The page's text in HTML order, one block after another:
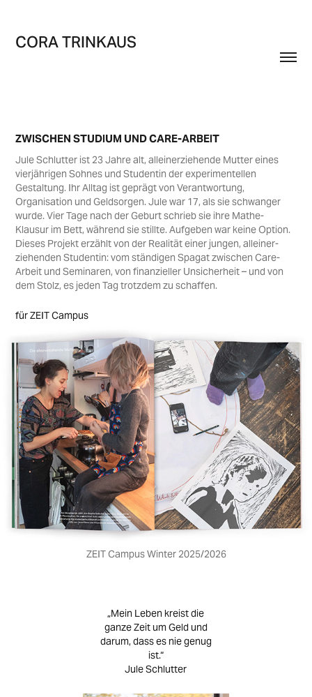
CORA TRINKAUS
ZWISCHEN STUDIUM UND CARE-ARBEIT
Jule Schlutter ist 23 Jahre alt, alleinerziehende Mutter eines
vierjährigen Sohnes und Studentin der experimentellen
Gestaltung. Ihr Alltag ist geprägt von Verantwortung,
Organisation und Geldsorgen. Jule war 17, als sie schwanger
wurde. Vier Tage nach der Geburt schrieb sie ihre Mathe-
Klausur im Bett, während sie stillte. Aufgeben war keine Option.
Dieses Projekt erzählt von der Realität einer jungen, alleiner­
ziehenden Studentin: vom ständigen Spagat zwischen Care-
Arbeit und Seminaren, von finanzieller Unsicherheit – und von
dem Stolz, es jeden Tag trotzdem zu schaffen.
für ZEIT Campus
ZEIT Campus Winter 2025/2026
„Mein Leben kreist die
ganze Zeit um Geld und
darum, dass es nie genug
ist.“
Jule Schlutter